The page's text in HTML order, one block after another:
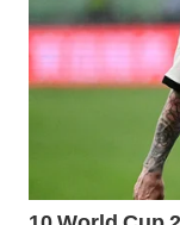
KONSUMEN
LISTRIK
ID